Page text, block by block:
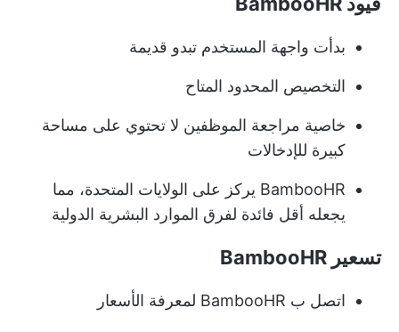
بدأت واجهة المستخدم تبدو قديمة
التخصيص المحدود المتاح
خاصية مراجعة الموظفين لا تحتوي على مساحة
كبيرة للإدخالات
BambooHR يركز على الولايات المتحدة، مما
يجعله أقل فائدة لفرق الموارد البشرية الدولية
تسعير BambooHR
اتصل ب BambooHR لمعرفة الأسعار